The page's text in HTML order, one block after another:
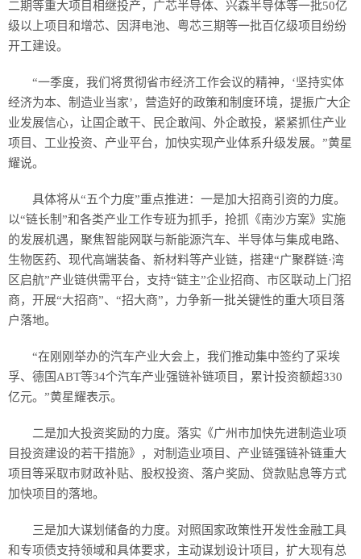
二期等重大项目相继投产，广芯半导体、兴森半导体等一批50亿
级以上项目和增芯、因湃电池、粤芯三期等一批百亿级项目纷纷
开工建设。
“一季度，我们将贯彻省市经济工作会议的精神，‘坚持实体
经济为本、制造业当家’，营造好的政策和制度环境，提振广大企
业发展信心，让国企敢干、民企敢闯、外企敢投，紧紧抓住产业
项目、工业投资、产业平台，加快实现产业体系升级发展。”黄星
耀说。
具体将从“五个力度”重点推进：一是加大招商引资的力度。
以“链长制”和各类产业工作专班为抓手，抢抓《南沙方案》实施
的发展机遇，聚焦智能网联与新能源汽车、半导体与集成电路、
生物医药、现代高端装备、新材料等产业链，搭建“广聚群链·湾
区启航”产业链供需平台，支持“链主”企业招商、市区联动上门招
商，开展“大招商”、“招大商”，力争新一批关键性的重大项目落
户落地。
“在刚刚举办的汽车产业大会上，我们推动集中签约了采埃
孚、德国ABT等34个汽车产业强链补链项目，累计投资额超330
亿元。”黄星耀表示。
二是加大投资奖励的力度。落实《广州市加快先进制造业项
目投资建设的若干措施》，对制造业项目、产业链强链补链重大
项目等采取市财政补贴、股权投资、落户奖励、贷款贴息等方式
加快项目的落地。
三是加大谋划储备的力度。对照国家政策性开发性金融工具
和专项债支持领域和具体要求，主动谋划设计项目，扩大现有总